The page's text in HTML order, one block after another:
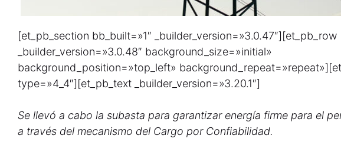
[et_pb_section bb_built=»1″ _builder_version=»3.0.47″][et_pb_row
_builder_version=»3.0.48″ background_size=»initial»
background_position=»top_left»
type=»4_4″][et_pb_text _builder_version=»3.20.1″]
Se llevó a cabo la subasta para garantizar energía firme para el
a través del mecanismo del Cargo por Confiabilidad.